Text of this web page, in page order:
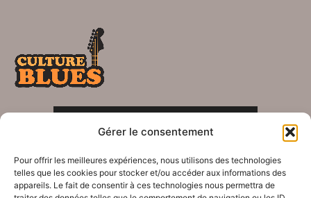
Gérer le consentement
Pour offrir les meilleures expériences, nous utilisons des technologies
telles que les cookies pour stocker et/ou accéder aux informations des
appareils. Le fait de consentir à ces technologies nous permettra de
Crédits